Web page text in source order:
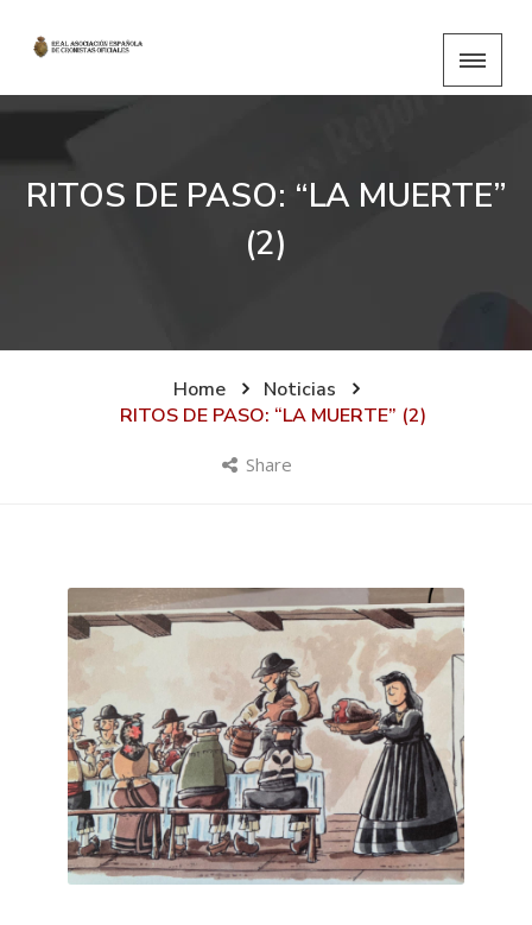
RITOS DE PASO: “LA MUERTE”
(2)
Home
Noticias
RITOS DE PASO: “LA MUERTE” (2)
Share